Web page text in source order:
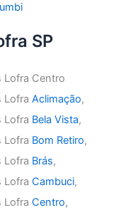
SP
Lofra Centro
LofraAclimação,
Lofra Bela Vista,
Lofra Bom Retiro,
Lofra Brás,
LofraCambuci,
LofraCentro,